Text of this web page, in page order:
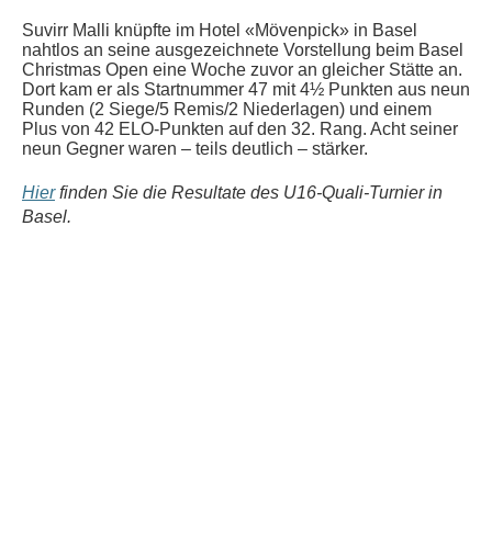
Suvirr Malli knüpfte im Hotel «Mövenpick» in Basel
nahtlos an seine ausgezeichnete Vorstellung beim Basel
Christmas Open eine Woche zuvor an gleicher Stätte an.
Dort kam er als Startnummer 47 mit 4½ Punkten aus neun
Runden (2 Siege/5 Remis/2 Niederlagen) und einem
Plus von 42 ELO-Punkten auf den 32. Rang. Acht seiner
neun Gegner waren – teils deutlich – stärker.
Hier finden Sie die Resultate des U16-Quali-Turnier in
Basel.